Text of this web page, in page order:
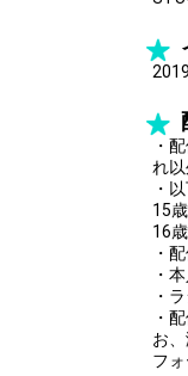
・
れ以
・
15
16
・
・
・
・
お
フ